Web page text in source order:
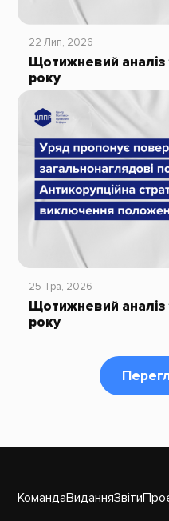
22 Лип, 2026
Щотижневий
року
25 Тра, 2026
Щотижневий
року
КомандаВиданняЗвіти